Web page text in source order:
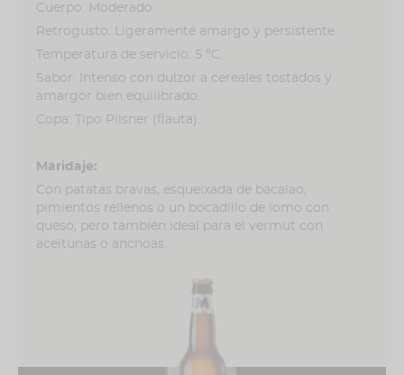
Cuerpo: Moderado.
Retrogusto: Ligeramente amargo y persistente.
Temperatura de servicio: 5 ºC.
Sabor: Intenso con dulzor a cereales tostados y
amargor bien equilibrado.
Copa: Tipo Pilsner (flauta).
Maridaje:
Con patatas bravas, esqueixada de bacalao,
pimientos rellenos o un bocadillo de lomo con
queso; pero también ideal para el vermut con
aceitunas o anchoas.